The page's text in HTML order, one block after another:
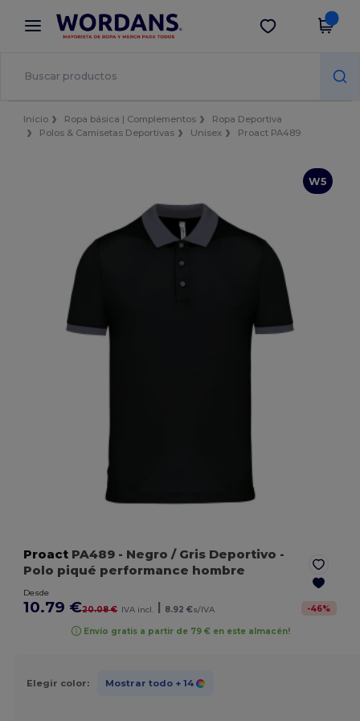
× App de Wordans
¡Mejores precios en app!
Descargar app
Inicio Ropa básica | Complementos
Ropa Deportiva
Polos & Camisetas Deportivas
Unisex Proact PA489
W5
Proact PA489 - Negro / Gris Deportivo -
Polo piqué performance hombre
Desde
10.79 €20.08 € IVA incl. 8.92 €s/IVA -46%
Envío gratis a partir de 79 € en este almacén!
Elegir color: Mostrar todo + 14